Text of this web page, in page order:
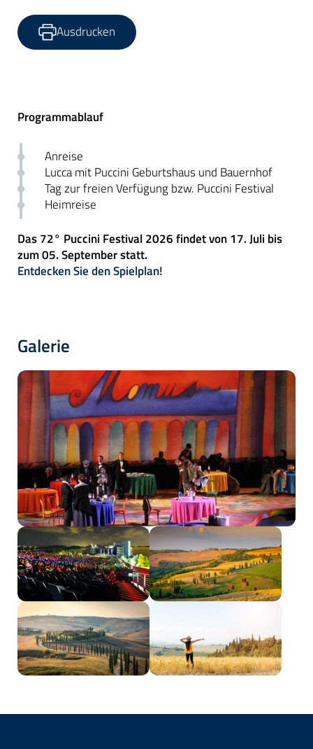
Ausdrucken
Programmablauf
Anreise
Lucca mit Puccini Geburtshaus und Bauernhof
Tag zur freien Verfügung bzw. Puccini Festival
Heimreise
Das 72° Puccini Festival 2026 findet von 17. Juli bis
zum 05. September statt.
Entdecken Sie den Spielplan!
Galerie